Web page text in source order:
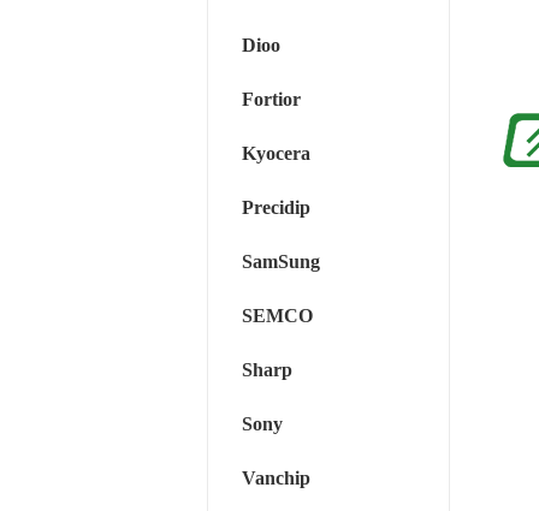
Dioo
Fortior
Kyocera
Precidip
SamSung
SEMCO
Sharp
Sony
Vanchip